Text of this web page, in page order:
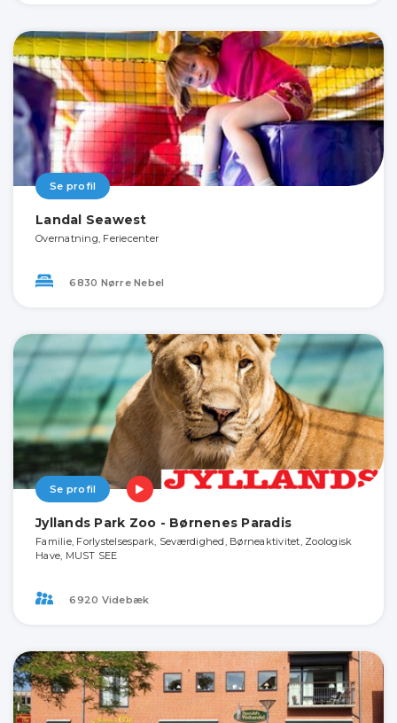
Se profil
Landal Seawest
Overnatning, Feriecenter
6830 Nørre Nebel
Se profil
Jyllands Park Zoo - Børnenes Paradis
Familie, Forlystelsespark, Seværdighed, Børneaktivitet, Zoologisk
Have, MUST SEE
6920 Videbæk